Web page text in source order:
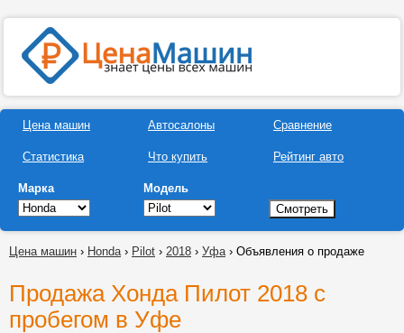
Цена машин
Статистика
Автосалоны
Что купить
Сравнение
Рейтинг авто
Марка Модель
Цена машин › Honda› Pilot › 2018 › Уфа› Объявления о продаже
Продажа Хонда Пилот 2018 с
пробегом в Уфе